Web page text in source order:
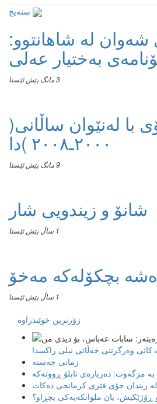
شەوان لە شاهانتوو:
بەختیار عەلی
3 مانگ پێش ئێستا
با لەنێوان ساڵانی(
٢٠٠٠ـ٢٠٠٨ )دا
9 مانگ پێش ئێستا
شانۆ و زیندویی شار
1 ساڵ پێش ئێستا
بچکۆلەکە مەخۆ
1 ساڵ پێش ئێستا
زۆرترین خوێندراوە
کاتی وەرگرتنی خەڵاتی نیلی زاکسدا
زمانی جەستە
بە مزگەوت: دەربارەى تابلۆ ڕووتەکە
زیندان خۆی فێری كرمانجی ده‌كات